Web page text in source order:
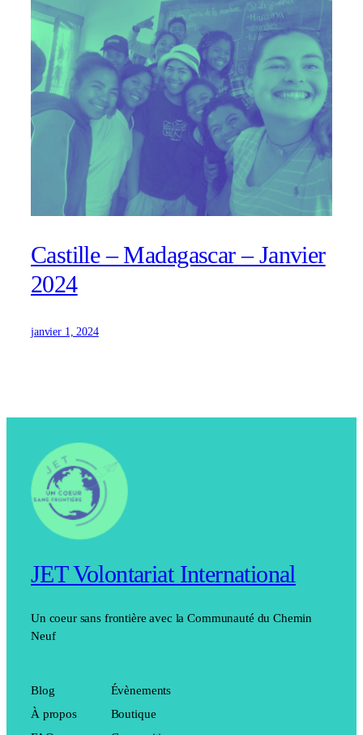
Castille – Madagascar – Janvier
2024
janvier 1, 2024
JET Volontariat International
Un coeur sans frontière avec la Communauté du Chemin
Neuf
Blog
À propos
Évènements
Boutique